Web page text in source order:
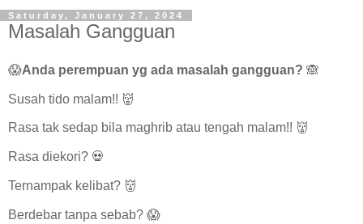
Saturday, January 27, 2024
Masalah Gangguan
😱Anda perempuan yg ada masalah gangguan? 🙈
Susah tido malam!! 👹
Rasa tak sedap bila maghrib atau tengah malam!! 👹
Rasa diekori? 💀
Ternampak kelibat? 👹
Berdebar tanpa sebab? 😱